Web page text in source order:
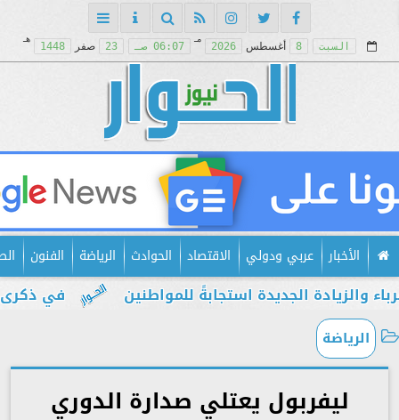
السبت 8 أغسطس 2026
مـ
06:07 صـ 23 صفر 1448
هـ
الأخبار عربي ودولي الاقتصاد الحوادث الرياضة الفنون
في ذكرى الجديدة استجابةً للمواطنين
الرياضة
ليفربول يعتلي صدارة الدوري